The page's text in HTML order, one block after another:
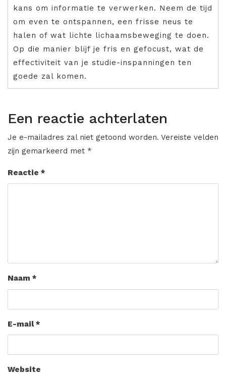
kans om informatie te verwerken. Neem de tijd
om even te ontspannen, een frisse neus te
halen of wat lichte lichaamsbeweging te doen.
Op die manier blijf je fris en gefocust, wat de
effectiviteit van je studie-inspanningen ten
goede zal komen.
Een reactie achterlaten
Je e-mailadres zal niet getoond worden. Vereiste velden
zijn gemarkeerd met *
Reactie *
Naam *
E-mail*
Website